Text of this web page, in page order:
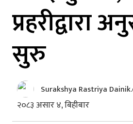
प्रहरीद्वारा
सुरु
Surakshya Rastriya
२०८३ असार ४, बिहीबार